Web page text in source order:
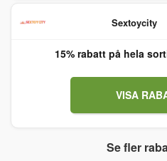
Sextoycity
15% rabatt på hela
VISA
Se fler